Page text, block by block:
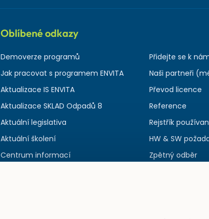
Oblíbené odkazy
Demoverze programů
Jak pracovat s programem ENVITA
Aktualizace IS ENVITA
Aktualizace SKLAD Odpadů 8
Aktuální legislativa
Aktuální školení
Centrum informací
Přidejte se k
Naši partneři
Převod licence
Reference
Rejstřík
HW & SW
Zpětný odběr